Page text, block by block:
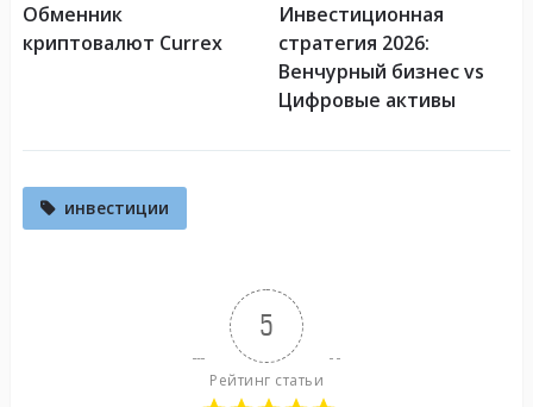
Обменник
криптовалют Currex
Инвестиционная
стратегия 2026:
Венчурный бизнес vs
Цифровые активы
инвестиции
5
Рейтинг статьи